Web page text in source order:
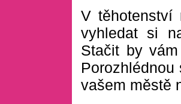
V těhotenství
vyhledat si
Stačit by
vašem městě